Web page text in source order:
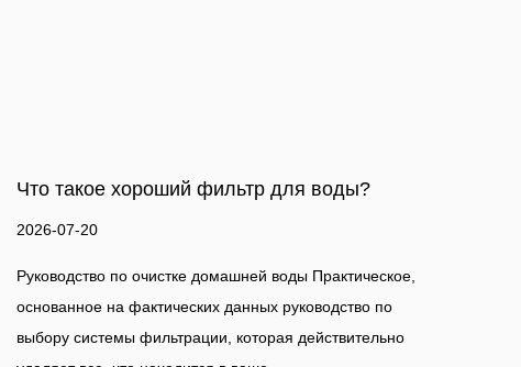
по
Кувшин, кран или под раковиной?
2026-07-13
Не все фильтры для воды одинаковы. Это руководство